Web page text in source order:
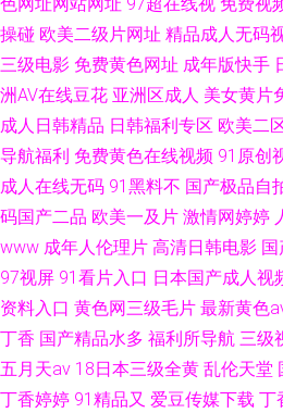
操碰 欧美二级片网址 精品成人无码
三级电影 免费黄色网址 成年版快手
洲AV在线豆花 亚洲区成人 美女黄片
成人日韩精品 日韩福利专区 欧美二
导航福利 免费黄色在线视频 91原创
成人在线无码 91黑料不 国产极品自
码国产二品 欧美一及片 激情网婷婷
www 成年人伦理片 高清日韩电影
97视屏 91看片入口 日本国产成人视
资料入口 黄色网三级毛片 最新黄色
丁香 国产精品水多 福利所导航 三级
五月天av 18日本三级全黄 乱伦天堂
丁香婷婷 91精品又 爱豆传媒下载 丁